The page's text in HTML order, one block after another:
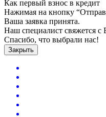
Как первый взнос в кредит
Нажимая на кнопку
Ваша заявка принята.
Наш специалист свяжется
Спасибо, что выбрали нас!
Закрыть